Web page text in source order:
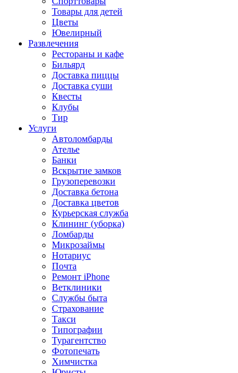
Товары для детей
Цветы
Ювелирный
Развлечения
Рестораны и кафе
Бильярд
Доставка пиццы
Доставка суши
Квесты
Клубы
Тир
Услуги
Автоломбарды
Ателье
Банки
Вскрытие замков
Грузоперевозки
Доставка бетона
Доставка цветов
Курьерская служба
Клининг (уборка)
Ломбарды
Микрозаймы
Нотариус
Почта
Ремонт iPhone
Ветклиники
Службы быта
Страхование
Такси
Типографии
Турагентство
Фотопечать
Химчистка